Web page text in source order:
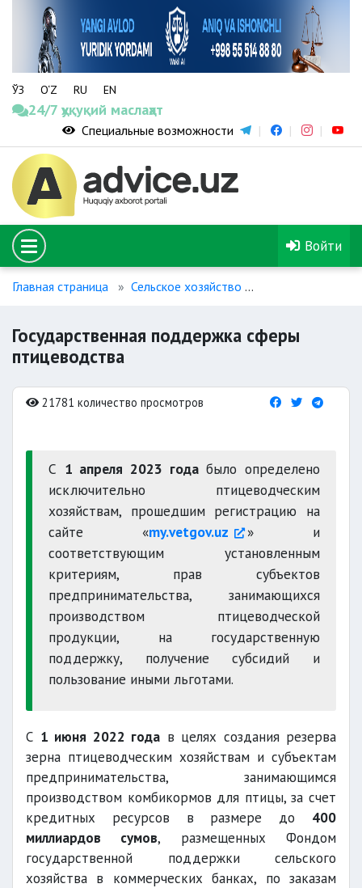
ЎЗ O‘Z RU EN
24/7 ҳуқуқий маслаҳат
Специальные возможности
Войти
Главная страница Сельское хозяйство
Государственная поддержка сферы
птицеводства
21781 количество просмотров
С 1 апреля 2023 годабыло определено
исключительно птицеводческим
хозяйствам, прошедшим регистрацию на
сайте «my.vetgov.uz
» и
соответствующим установленным
критериям, прав субъектов
предпринимательства, занимающихся
производством птицеводческой
продукции, на государственную
поддержку, получение субсидий и
пользование иными льготами.
С 1 июня 2022 года в целях создания резерва
зерна птицеводческим хозяйствам и субъектам
предпринимательства, занимающимся
производством комбикормов для птицы, за счет
кредитных ресурсов в размере до 400
миллиардов сумов, размещенных Фондом
государственной поддержки сельского
хозяйства в коммерческих банках, по заказам